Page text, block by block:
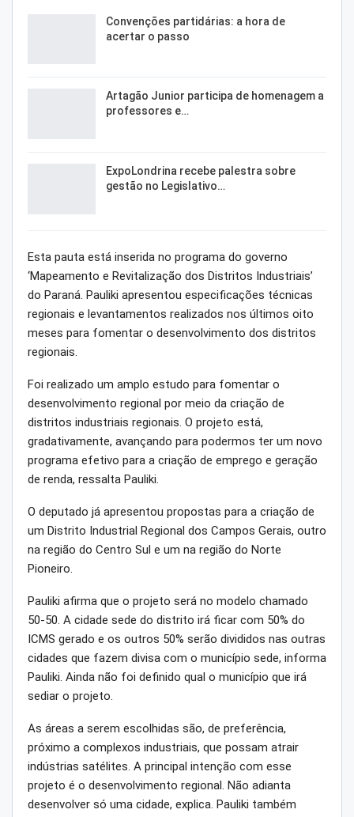
Convenções partidárias: a hora de
acertar o passo
Artagão Junior participa de homenagem a
professores e…
ExpoLondrina recebe palestra sobre
gestão no Legislativo…
Esta pauta está inserida no programa do governo
‘Mapeamento e Revitalização dos Distritos Industriais’
do Paraná. Pauliki apresentou especificações técnicas
regionais e levantamentos realizados nos últimos oito
meses para fomentar o desenvolvimento dos distritos
regionais.
Foi realizado um amplo estudo para fomentar o
desenvolvimento regional por meio da criação de
distritos industriais regionais. O projeto está,
gradativamente, avançando para podermos ter um novo
programa efetivo para a criação de emprego e geração
de renda, ressalta Pauliki.
O deputado já apresentou propostas para a criação de
um Distrito Industrial Regional dos Campos Gerais, outro
na região do Centro Sul e um na região do Norte
Pioneiro.
Pauliki afirma que o projeto será no modelo chamado
50-50. A cidade sede do distrito irá ficar com 50% do
ICMS gerado e os outros 50% serão divididos nas outras
cidades que fazem divisa com o município sede, informa
Pauliki. Ainda não foi definido qual o município que irá
sediar o projeto.
As áreas a serem escolhidas são, de preferência,
próximo a complexos industriais, que possam atrair
indústrias satélites. A principal intenção com esse
projeto é o desenvolvimento regional. Não adianta
desenvolver só uma cidade, explica. Pauliki também